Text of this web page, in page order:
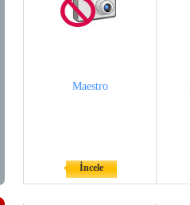
Maestro
İncele